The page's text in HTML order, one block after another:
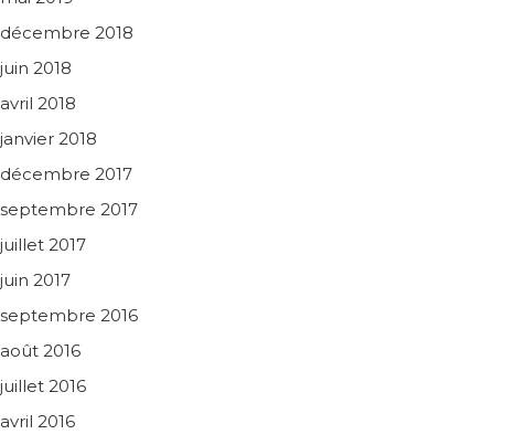
décembre 2018
juin 2018
avril 2018
janvier 2018
décembre 2017
septembre 2017
juillet 2017
juin 2017
septembre 2016
août 2016
juillet 2016
avril 2016